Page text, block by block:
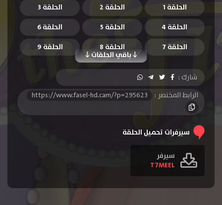
الحلقة 1 الحلقة 2
الحلقة 3
الحلقة 4
الحلقة 5 الحلقة 6
باقي الحلقات
الحلقة 7 الحلقة 8
الحلقة 9
الحلقة 10
الحلقة 11
الحلقة 12
الحلقة 13
الحلقة 14
الحلقة 15
الحلقة 25
الحلقة 28
الحلقة 29
الحلقة 30
شارك :
الرابط المختصر :
https://www.fasel-hd.cam/?p=295623
سيرفرات تحميل الحلقة
سيرفر
T7MEEL